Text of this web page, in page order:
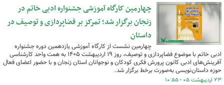
چهارمین کارگاه آموزشی جشنواره ادبی خاتم در
زنجان برگزار شد؛ تمرکز بر فضاپردازی و توصیف در
داستان
چهارمین نشست از کارگاه آموزشی یازدهمین دوره جشنواره
ادبی خاتم با موضوع فضاپردازی و توصیف، روز ۱۹ اردیبهشت ۱۴۰۵ به همت واحد کارشناسی
آفرینش‌های ادبی کانون پرورش فکری کودکان و نوجوانان استان زنجان و با حضور اعضای فعال
حوزه داستان‌نویسی به‌صورت برخط برگزار شد.
۲۳ اردیبهشت ۰۵ - ۱۰:۵۵